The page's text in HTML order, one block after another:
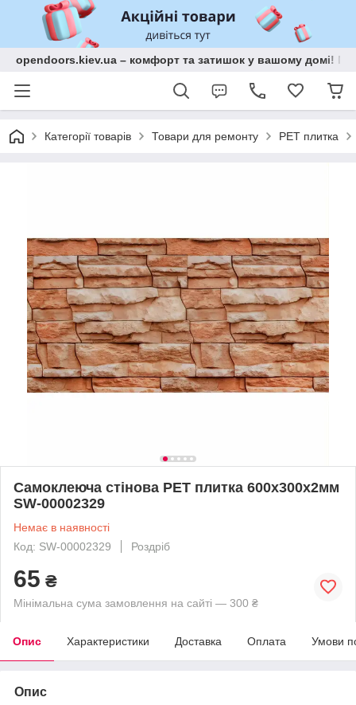
opendoors.kiev.ua – комфорт та затишок у вашому домі!
Категорії товарів Товари для ремонту PET плитка
Самоклеюча стінова PET плитка 600х300х2мм
SW-00002329
Немає в наявності
Код: SW-00002329
Роздріб
65 ₴
Мінімальна сума замовлення на сайті — 300 ₴
Опис Характеристики Доставка Оплата Умови
Опис